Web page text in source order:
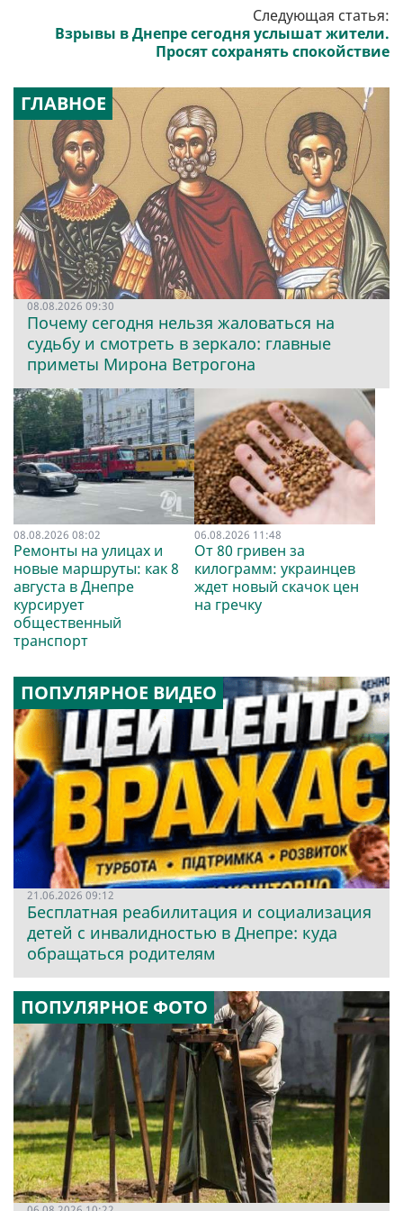
Следующая статья:
Взрывы в Днепре сегодня услышат жители.
Просят сохранять спокойствие
ГЛАВНОЕ
08.08.2026 09:30
Почему сегодня нельзя жаловаться на
судьбу и смотреть в зеркало: главные
приметы Мирона Ветрогона
08.08.2026 08:02
Ремонты на улицах и
новые маршруты: как 8
августа в Днепре
курсирует
общественный
транспорт
06.08.2026 11:48
От 80 гривен за
килограмм: украинцев
ждет новый скачок цен
на гречку
ПОПУЛЯРНОЕ ВИДЕО
21.06.2026 09:12
Бесплатная реабилитация и социализация
детей с инвалидностью в Днепре: куда
обращаться родителям
ПОПУЛЯРНОЕ ФОТО